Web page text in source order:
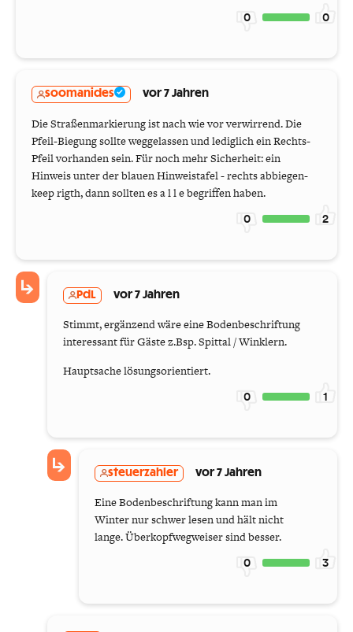
0 0
soomanides vor 7 Jahren
Die Straßenmarkierung ist nach wie vor verwirrend. Die
Pfeil-Biegung sollte weggelassen und lediglich ein Rechts-
Pfeil vorhanden sein. Für noch mehr Sicherheit: ein
Hinweis unter der blauen Hinweistafel - rechts abbiegen-
keep rigth, dann sollten es a l l e begriffen haben.
0 2
PdL vor 7 Jahren
Stimmt, ergänzend wäre eine Bodenbeschriftung
interessant für Gäste z.Bsp. Spittal / Winklern.
Hauptsache lösungsorientiert.
0 1
steuerzahler vor 7 Jahren
Eine Bodenbeschriftung kann man im
Winter nur schwer lesen und hält nicht
lange. Überkopfwegweiser sind besser.
0 3